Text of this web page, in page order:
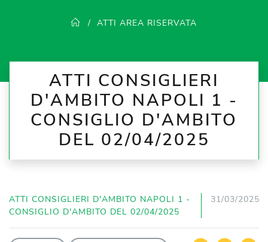
ATTI AREA RISERVATA
ATTI CONSIGLIERI
D'AMBITO NAPOLI 1 -
CONSIGLIO D'AMBITO
DEL 02/04/2025
ATTI CONSIGLIERI D'AMBITO NAPOLI 1 -
CONSIGLIO D'AMBITO DEL 02/04/2025
31/03/2025